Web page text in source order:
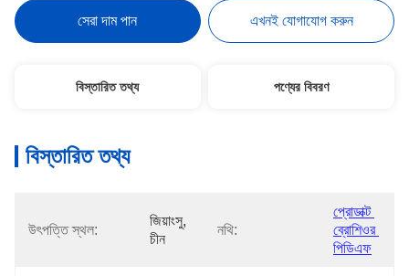
সেরা দাম পান এখনই যোগাযোগ করুন
বিস্তারিত তথ্য পণ্যের বিবরণ
বিস্তারিত তথ্য
উৎপত্তি স্থল:
জিয়াংসু,
চীন
নথি:
প্রোডাক্ট
ব্রোশিওর
পিডিএফ